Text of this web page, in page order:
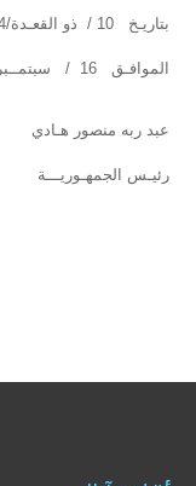
بتاريـخ 10 / ذو القعـدة/1434هـ
الموافـق 16 / سبتمــبر /2013م
عبد ربه منصور هـادي
رئيـس الجمهـوريـــة